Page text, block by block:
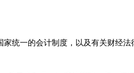
一的会计制度，以及有关财经法